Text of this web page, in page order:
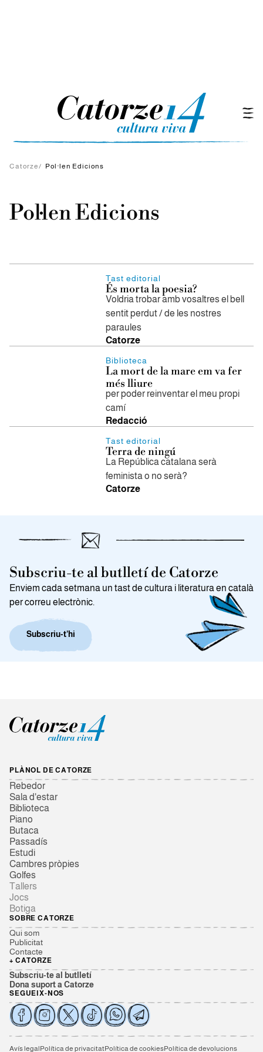
Catorze/ Pol·len Edicions
Pol·len Edicions
Tast editorial
És morta la poesia?
Voldria trobar amb vosaltres el bell
sentit perdut / de les nostres
paraules
Catorze
Biblioteca
La mort de la mare em va fer
més lliure
per poder reinventar el meu propi
camí
Redacció
Tast editorial
Terra de ningú
La República catalana serà
feminista o no serà?
Catorze
Subscriu-te al butlletí de Catorze
Enviem cada setmana un tast de cultura i literatura en català
per correu electrònic.
Subscriu-t’hi
PLÀNOL DE CATORZE
Rebedor
Sala d'estar
Biblioteca
Piano
Butaca
Passadís
Estudi
Cambres pròpies
Golfes
Tallers
Jocs
Botiga
SOBRE CATORZE
Qui som
Publicitat
Contacte
+ CATORZE
Subscriu-te al butlletí
Dona suport a Catorze
SEGUEIX-NOS
Avís legalPolítica de privacitatPolítica de cookiesPolítica de devolucions